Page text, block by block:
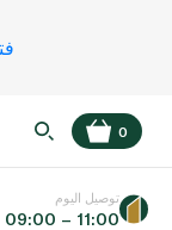
عر
0
توصيل اليوم
09:00 – 11:00